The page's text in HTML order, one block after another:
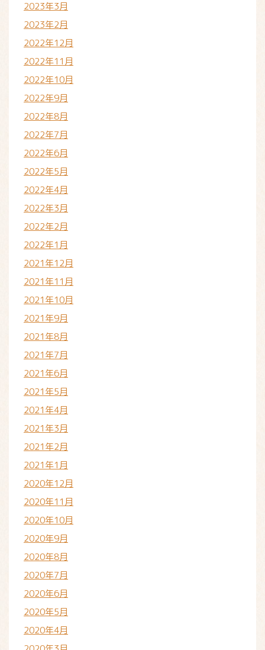
2023年3月
2023年2月
2022年12月
2022年11月
2022年10月
2022年9月
2022年8月
2022年7月
2022年6月
2022年5月
2022年4月
2022年3月
2022年2月
2022年1月
2021年12月
2021年11月
2021年10月
2021年9月
2021年8月
2021年7月
2021年6月
2021年5月
2021年4月
2021年3月
2021年2月
2021年1月
2020年12月
2020年11月
2020年10月
2020年9月
2020年8月
2020年7月
2020年6月
2020年5月
2020年4月